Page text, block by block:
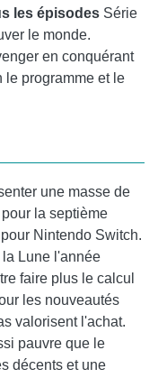
les épisodes Série
le monde.
en conquérant
le programme et le
une masse de
la septième
Nintendo Switch.
Lune l'année
faire plus le calcul
les nouveautés
valorisent l'achat.
pauvre que le
décents et une